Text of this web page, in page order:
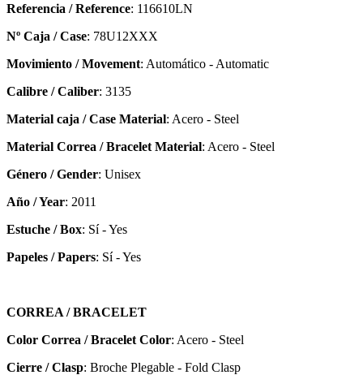
Referencia / Reference: 116610LN
Nº Caja / Case: 78U12XXX
Movimiento / Movement: Automático - Automatic
Calibre / Caliber: 3135
Material caja / Case Material: Acero - Steel
Material Correa / Bracelet Material: Acero - Steel
Género / Gender: Unisex
Año / Year: 2011
Estuche / Box: Sí - Yes
Papeles / Papers: Sí - Yes
CORREA / BRACELET
Color Correa / Bracelet Color: Acero - Steel
Cierre / Clasp: Broche Plegable - Fold Clasp